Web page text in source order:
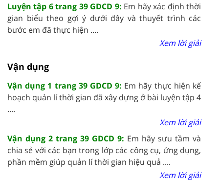
Luyện tập 6 trang 39 GDCD 9: Em hãy xác định thời
gian biểu theo gợi ý dưới đây và thuyết trình các
bước em đã thực hiện ....
Xem lời giải
Vận dụng
Vận dụng 1 trang 39 GDCD 9: Em hãy thực hiện kế
hoạch quản lí thời gian đã xây dựng ở bài luyện tập 4
....
Xem lời giải
Vận dụng 2 trang 39 GDCD 9: Em hãy sưu tầm và
chia sẻ với các bạn trong lớp các công cụ, ứng dụng,
phần mềm giúp quản lí thời gian hiệu quả ....
Xem lời giải